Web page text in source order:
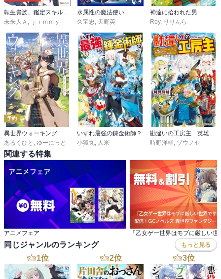
転生貴族、鑑定スキルで成り上がる
未来人Ａ , ｊｉｍｍｙ
水属性の魔法使い
久宝忠, 天野英
神達に拾われた男
Roy, りりんら
予約
異世界ウォーキング
あるくひと
ゆーにっと
いずれ最強の錬金術師？
小狐丸
人米
時野洋輔 ゾウノセ
関連する特集
アニメフェア
同じジャンルのランキング もっと見る
1位 2位 3位